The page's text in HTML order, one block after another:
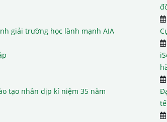
giải trường học lành mạnh AIA
tạo nhân dịp kỉ niệm 35 năm